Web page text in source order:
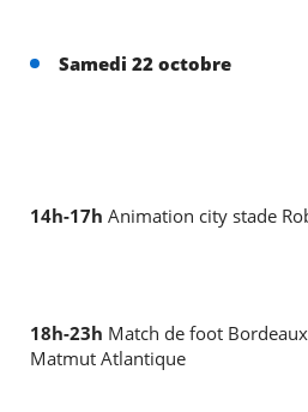
Samedi 22 octobre
14h-17h Animation city stade
18h-23h Match de foot
Matmut Atlantique